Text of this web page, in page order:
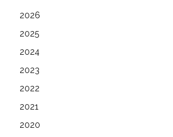
2026
2025
2024
2023
2022
2021
2020